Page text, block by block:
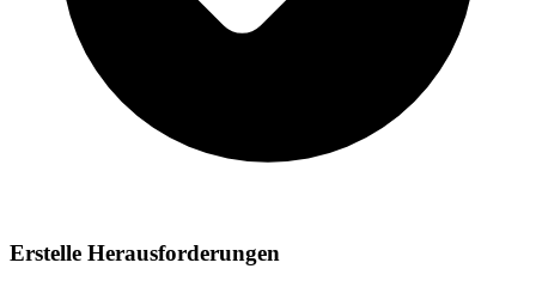
Erstelle Herausforderungen